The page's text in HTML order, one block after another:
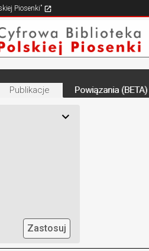
Piosenki”
Publikacje Powiązania (BETA)
Zastosuj